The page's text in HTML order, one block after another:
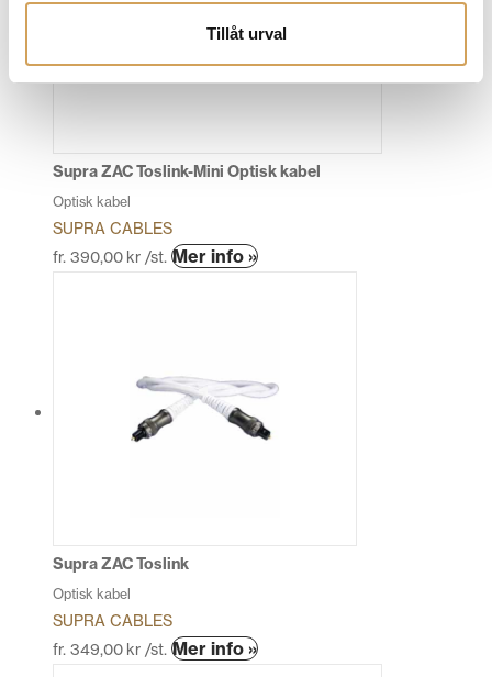
Tillåt urval
olika
alternativen
kan
produktsidan
Supra ZAC Toslink-Mini Optisk kabel
Optisk kabel
SUPRA CABLES
fr. 390,00 kr /st. Mer info »Den
varianter.
De
olika
Supra ZAC Toslink
Optisk kabel
SUPRA CABLES
fr. 349,00 kr /st. Mer info »Den